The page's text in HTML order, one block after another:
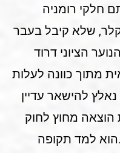
חלקי רומניה
שלא קיבל בעבר
הציוני דרוד
חקלאית מתוך כוונה לעלות
להישאר עדיין
הוצאה מחוץ לחוק
על ידי הקומוניסטים ב-1949.הוא למד תקופה